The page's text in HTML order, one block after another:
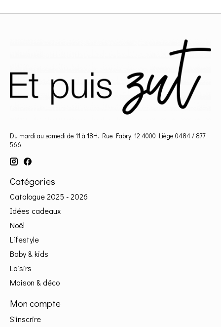
Du mardi au samedi de 11 à 18H. Rue Fabry, 12 4000 Liège 0484 / 877
566
Catégories
Catalogue 2025 - 2026
Idées cadeaux
Noël
Lifestyle
Baby & kids
Loisirs
Maison & déco
Mon compte
S'inscrire